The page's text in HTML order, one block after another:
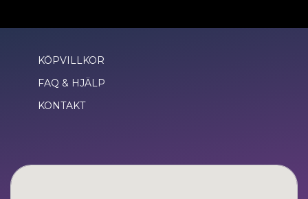
KÖPVILLKOR
FAQ & HJÄLP
KONTAKT